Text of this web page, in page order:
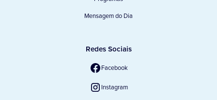
Mensagem do Dia
Redes Sociais
Facebook
Instagram